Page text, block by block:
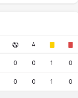
A
0 0 1 0
0 0 1 0